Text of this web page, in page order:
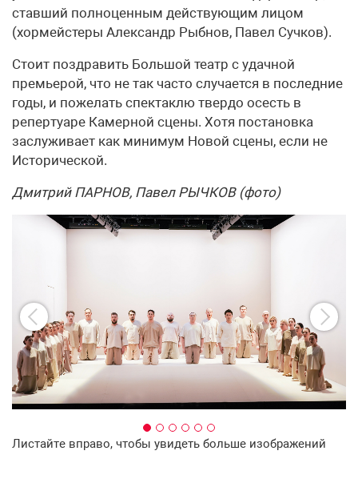
ставший полноценным действующим лицом
(хормейстеры Александр Рыбнов, Павел Сучков).
Стоит поздравить Большой театр с удачной
премьерой, что не так часто случается в последние
годы, и пожелать спектаклю твердо осесть в
репертуаре Камерной сцены. Хотя постановка
заслуживает как минимум Новой сцены, если не
Исторической.
Дмитрий ПАРНОВ, Павел РЫЧКОВ (фото)
Листайте вправо, чтобы увидеть больше изображений